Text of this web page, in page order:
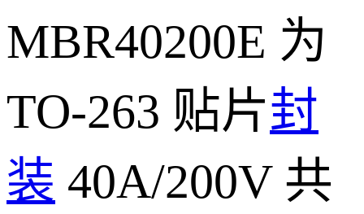
MBR40200E 为
TO-263 贴片封
装 40A/200V 共